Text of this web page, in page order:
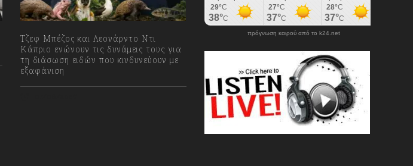
Τζεφ Μπέζος και Λεονάρντο Ντι
Κάπριο ενώνουν τις δυνάμεις τους για
τη διάσωση ειδών που κινδυνεύουν με
εξαφάνιση
πρόγνωση καιρού από το k24.net